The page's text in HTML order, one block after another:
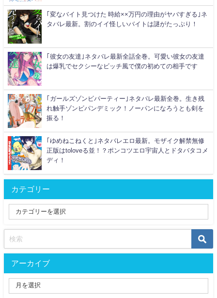
｢変なバイト見つけた 時給××万円の理由がヤバすぎる｣ネ
タバレ最新。割のイイ怪しいバイトは謎がたっぷり！
｢彼女の友達｣ネタバレ最新全話全巻。可愛い彼女の友達
は爆乳でセクシーなビッチ風で僕の初めての相手です
｢ガールズゾンビパーティー｣ネタバレ最新全巻。生き残
れ触手ゾンビパンデミック！ノーパンになろうとも剣を
振る！
｢ゆめねこねくと｣ネタバレエロ最新。モザイク解禁無修
正版はtoloveる並！？ポンコツエロ宇宙人とドタバタコメ
ディ！
カテゴリー
アーカイブ